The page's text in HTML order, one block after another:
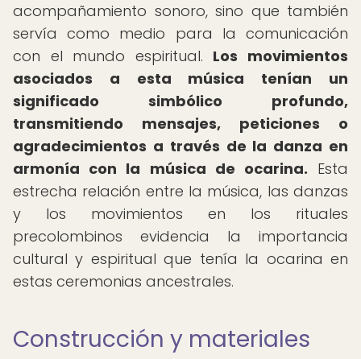
acompañamiento sonoro, sino que también
servía como medio para la comunicación
con el mundo espiritual. Los movimientos
asociados a esta música tenían un
significado simbólico profundo,
transmitiendo mensajes, peticiones o
agradecimientos a través de la danza en
armonía con la música de ocarina. Esta
estrecha relación entre la música, las danzas
y los movimientos en los rituales
precolombinos evidencia la importancia
cultural y espiritual que tenía la ocarina en
estas ceremonias ancestrales.
Construcción y materiales